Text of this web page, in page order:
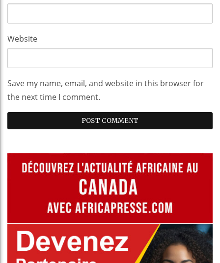
Website
Save my name, email, and website in this browser for
the next time I comment.